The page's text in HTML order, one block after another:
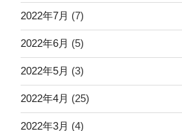
2022年7月 (7)
2022年6月 (5)
2022年5月 (3)
2022年4月 (25)
2022年3月 (4)